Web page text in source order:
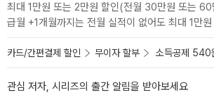
최대 1만원 또는 2만원 할인(전월 30만원 또는
급월 +1개월까지는 전월 실적이 없어도 최대 1만
카드/간편결제 할인 무이자 할부 소득공제 540
관심 저자, 시리즈의 출간 알림을 받아보세요